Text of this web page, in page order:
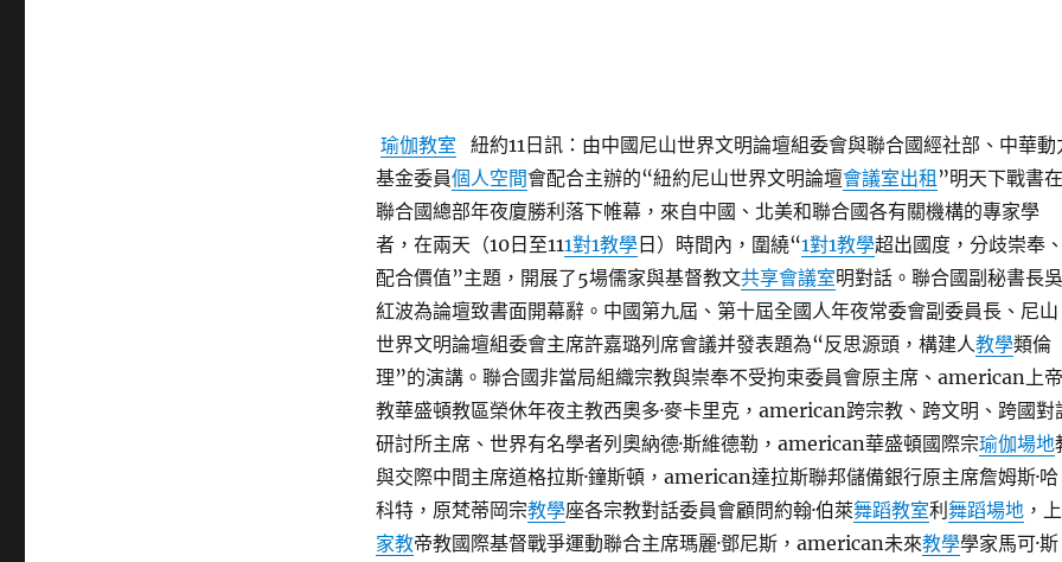
瑜伽教室 紐約11日訊：由中國尼山世界文明論壇組委會與聯合國經社部、中華動
基金委員個人空間會配合主辦的“紐約尼山世界文明論壇會議室出租 ”明天下戰書在
聯合國總部年夜廈勝利落下帷幕，來自中國、北美和聯合國各有關機構的專家學
者，在兩天（10日至111對1教學日）時間內，圍繞“1對1教學超出國度，分歧崇奉、
配合價值”主題，開展了5場儒家與基督教文共享會議室明對話。聯合國副秘書長吳
紅波為論壇致書面開幕辭。中國第九屆、第十屆全國人年夜常委會副委員長、尼山
世界文明論壇組委會主席許嘉璐列席會議并發表題為“反思源頭，構建人教學類倫
理”的演講。聯合國非當局組織宗教與崇奉不受拘束委員會原主席、american上帝
教華盛頓教區榮休年夜主教西奧多·麥卡里克，american跨宗教、跨文明、跨國對
研討所主席、世界有名學者列奧納德·斯維德勒，american華盛頓國際宗瑜伽場地
與交際中間主席道格拉斯·鐘斯頓，american達拉斯聯邦儲備銀行原主席詹姆斯·哈
科特，原梵蒂岡宗教學座各宗教對話委員會顧問約翰·伯萊舞蹈教室利 舞蹈場地，上
家教帝教國際基督戰爭運動聯合主席瑪麗·鄧尼斯，american未來教學學家馬可·斯